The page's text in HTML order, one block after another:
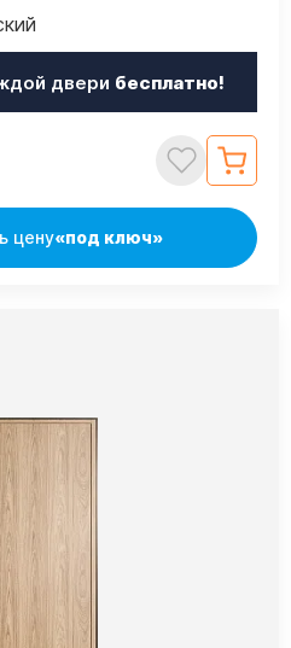
двери бесплатно!
цену«под ключ»